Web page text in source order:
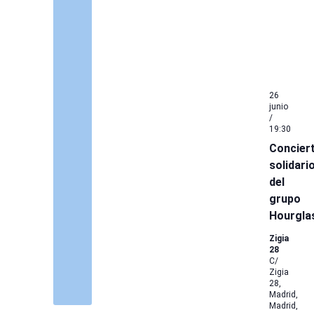
del
grupo
26
junio
/
19:30
Zigia
28
C/
Zigia
28,
Madrid,
Madrid,